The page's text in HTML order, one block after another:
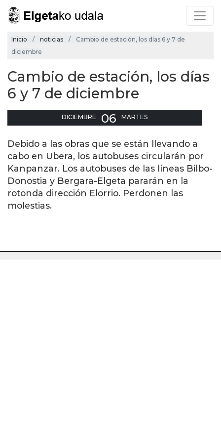
Inicio noticias
Cambio de estación, los días 6 y 7 de
diciembre
Cambio de estación, los días
6 y 7 de diciembre
DICIEMBRE 06 MARTES
Debido a las obras que se están llevando a
cabo en Ubera, los autobuses circularán por
Kanpanzar. Los autobuses de las líneas Bilbo-
Donostia y Bergara-Elgeta pararán en la
rotonda dirección Elorrio. Perdonen las
molestias.